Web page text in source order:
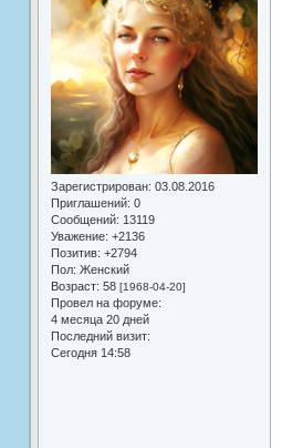
Зарегистрирован: 03.08.2016
Приглашений: 0
Сообщений: 13119
Уважение: +2136
Позитив: +2794
Пол: Женский
Возраст: 58 [1968-04-20]
Провел на форуме:
4 месяца 20 дней
Последний визит:
Сегодня 14:58